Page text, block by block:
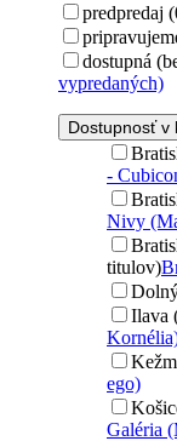
predpredaj
dostupná
vypredaných)
Dostupnosť v
-
Nivy
titulov)
Ilava
ego)
Galéria